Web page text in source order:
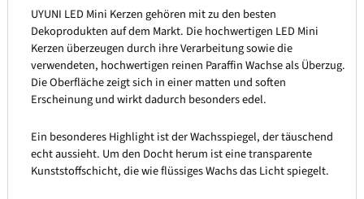
UYUNI LED Mini Kerzen gehören mit zu den besten
Dekoprodukten auf dem Markt. Die hochwertigen LED Mini
Kerzen überzeugen durch ihre Verarbeitung sowie die
verwendeten, hochwertigen reinen Paraffin Wachse als Überzug.
Die Oberfläche zeigt sich in einer matten und soften
Erscheinung und wirkt dadurch besonders edel.
Ein besonderes Highlight ist der Wachsspiegel, der täuschend
echt aussieht. Um den Docht herum ist eine transparente
Kunststoffschicht, die wie flüssiges Wachs das Licht spiegelt.